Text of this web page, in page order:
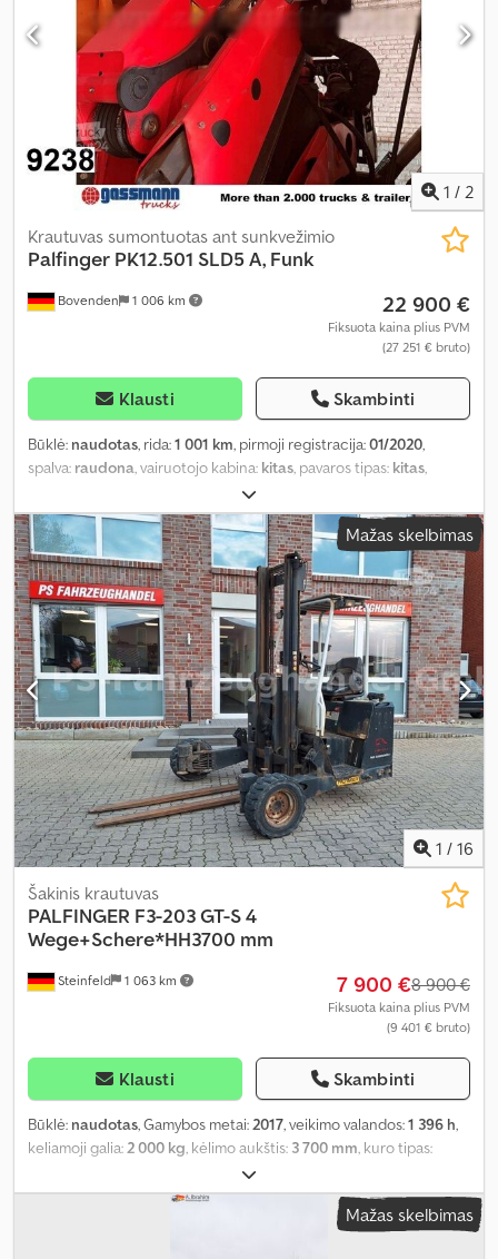
1 / 2
Bovenden 1 006 km
Krautuvas sumontuotas ant sunkvežimio
Palfinger PK12.501 SLD5 A, Funk
22 900 €
Fiksuota kaina plius PVM
(27 251 € bruto)
Klausti Skambinti
Būklė: naudotas, rida:1 001 km, pirmoji registracija:01/2020,
spalva: raudona, vairuotojo kabina: kitas, pavaros tipas: kitas,
centrinis užraktas, kranas
Mažas skelbimas
1 / 16
Steinfeld 1 063 km
Šakinis krautuvas
PALFINGER F3-203 GT-S 4
Wege+Schere*HH3700 mm
7 900 €8 900 €
Fiksuota kaina plius PVM
(9 401 € bruto)
Klausti Skambinti
Būklė: naudotas, Gamybos metai:2017, veikimo valandos:1 396 h,
keliamoji galia:2 000 kg, kėlimo aukštis: 3 700 mm, kuro tipas:
2 750 mm
Mažas skelbimas